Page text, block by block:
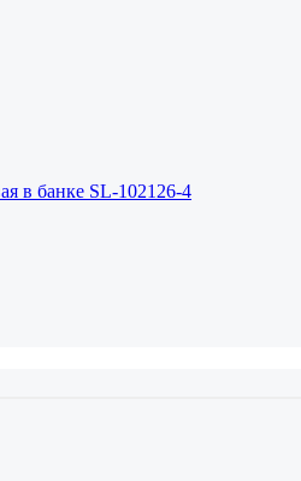
в банке SL-102126-4